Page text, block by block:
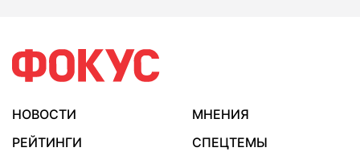
НОВОСТИ
МНЕНИЯ
РЕЙТИНГИ
СПЕЦТЕМЫ